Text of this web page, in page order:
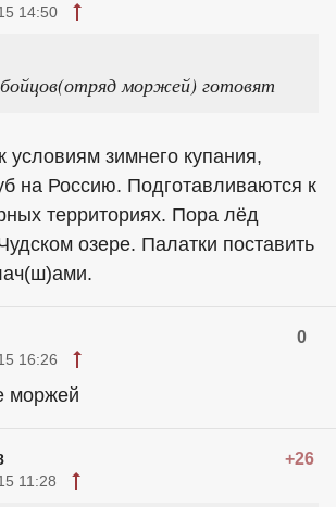
14:50
моржей) готовят
условиям зимнего купания,
на Россию. Подготавливаются к
территориях. Пора лёд
озере. Палатки поставить
0
16:26
моржей
+26
11:28